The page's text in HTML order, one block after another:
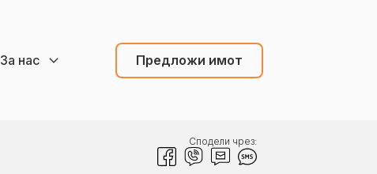
За нас Предложи имот
Сподели чрез: